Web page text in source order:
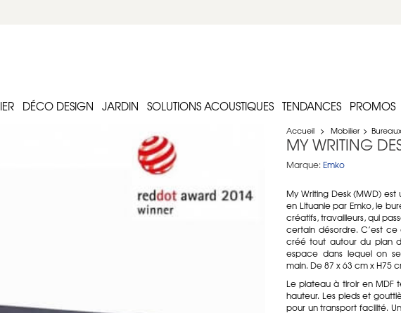
DÉCO DESIGN JARDIN SOLUTIONS ACOUSTIQUES TENDANCES PROMOS
Accueil > Mobilier >
MY WRITING
Marque: Emko
My Writing Desk (MWD)
en Lituanie par Emko, le
créatifs, travailleurs, qui
certain désordre. C’est
créé tout autour du plan
espace dans lequel on
main. De 87 x 63 cm x H75
Le plateau à tiroir en MDF
hauteur. Les pieds et
pour un transport facilité.